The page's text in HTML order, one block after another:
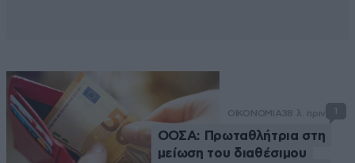
ΟΙΚΟΝΟΜΙΑ38 λ. πριν
ΟΟΣΑ: Πρωταθλήτρια στη
μείωση του διαθέσιμου